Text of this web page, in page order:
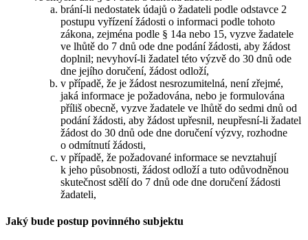
brání-li nedostatek údajů o žadateli podle odstavce 2
postupu vyřízení žádosti o informaci podle tohoto
zákona, zejména podle § 14a nebo 15, vyzve žadatele
ve lhůtě do 7 dnů ode dne podání žádosti, aby žádost
doplnil; nevyhoví-li žadatel této výzvě do 30 dnů ode
dne jejího doručení, žádost odloží,
v případě, že je žádost nesrozumitelná, není zřejmé,
jaká informace je požadována, nebo je formulována
příliš obecně, vyzve žadatele ve lhůtě do sedmi dnů od
podání žádosti, aby žádost upřesnil, neupřesní-li žadatel
žádost do 30 dnů ode dne doručení výzvy, rozhodne
o odmítnutí žádosti,
v případě, že požadované informace se nevztahují
k jeho působnosti, žádost odloží a tuto odůvodněnou
skutečnost sdělí do 7 dnů ode dne doručení žádosti
žadateli,
Jaký bude postup povinného subjektu